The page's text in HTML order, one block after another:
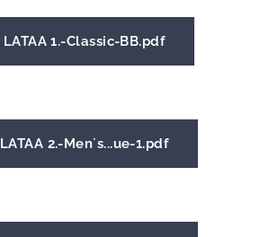
LATAA 1.-Classic-BB.pdf
LATAA 2.-Men´s...ue-1.pdf